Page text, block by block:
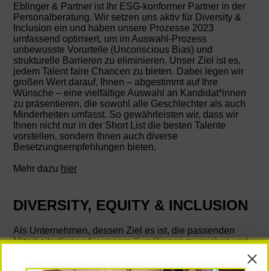
Eblinger & Partner ist Ihr ESG-konformer Partner in der
Personalberatung. Wir setzen uns aktiv für Diversity &
Inclusion ein und haben unsere Prozesse 2023
umfassend optimiert, um im Auswahl-Prozess
unbewusste Vorurteile (Unconscious Bias) und
strukturelle Barrieren zu eliminieren. Unser Ziel ist es,
jedem Talent faire Chancen zu bieten. Dabei legen wir
großen Wert darauf, Ihnen – abgestimmt auf Ihre
Wünsche – eine vielfältige Auswahl an Kandidat*innen
zu präsentieren, die sowohl alle Geschlechter als auch
Minderheiten umfasst. So gewährleisten wir, dass wir
Ihnen nicht nur in der Short List die besten Talente
vorstellen, sondern Ihnen auch diverse
Besetzungsempfehlungen bieten.
Mehr dazu hier
DIVERSITY, EQUITY & INCLUSION
Als Unternehmen, dessen Ziel es ist, die passenden
Mitarbeiter*innen für unsere Kund*innen zu suchen und